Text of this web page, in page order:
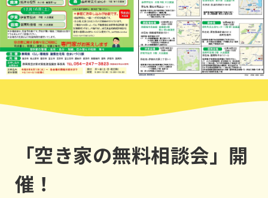
「空き家の無料相談会」開
催！